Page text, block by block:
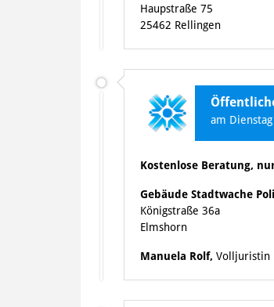
Haupstraße 75
25462 Rellingen
am
Kostenlose Beratung,
Gebäude Stadtwache
Königstraße 36a
Elmshorn
Manuela Rolf, Volljuristin